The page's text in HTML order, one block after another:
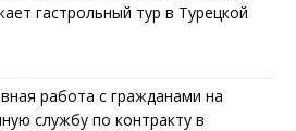
гастрольный тур в Турецкой
работа с гражданами на
службу по контракту в